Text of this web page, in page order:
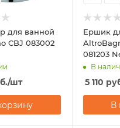
для ванной
CBJ 083002
/шт
Ершик
081203
В
5 110
В